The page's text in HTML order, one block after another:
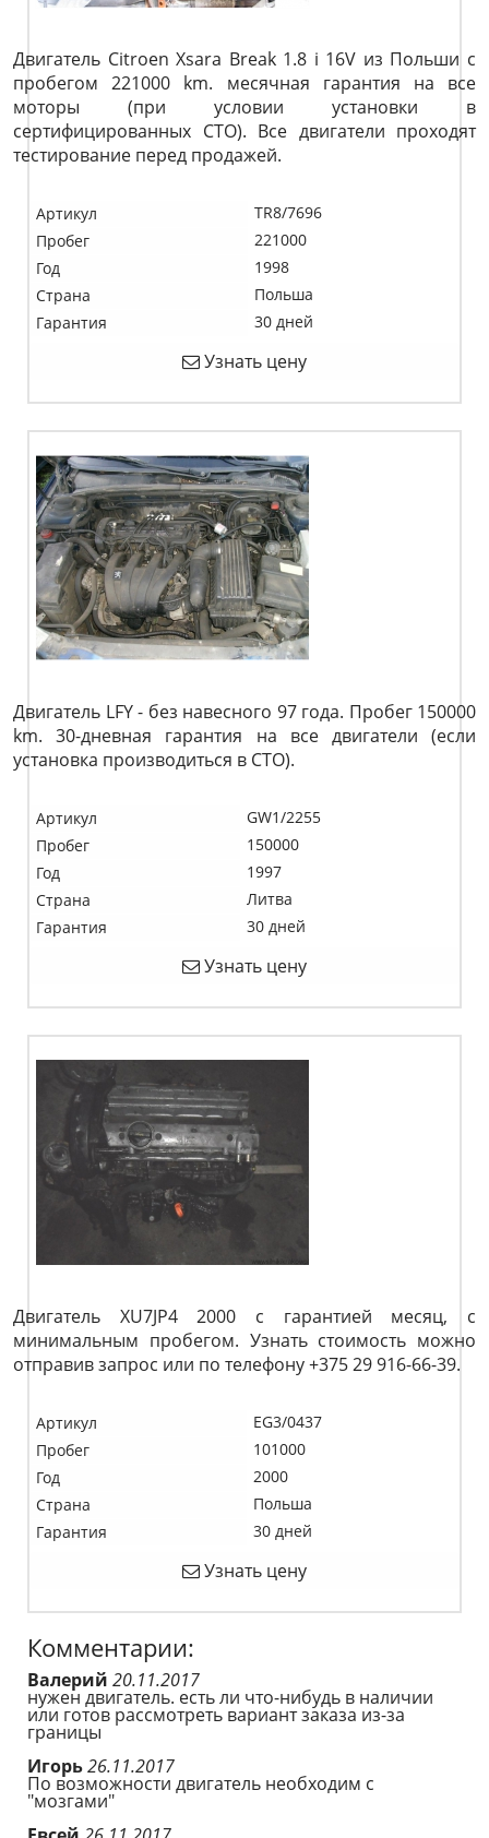
Двигатель Citroen Xsara Break 1.8 i 16V из Польши с
пробегом 221000 km. месячная гарантия на все
моторы (при условии установки в
сертифицированных СТО). Все двигатели проходят
тестирование перед продажей.
Артикул
TR8/7696
Пробег
221000
Год
1998
Страна
Польша
Гарантия
30 дней
Узнать цену
Двигатель LFY - без навесного 97 года. Пробег 150000
km. 30-дневная гарантия на все двигатели (если
установка производиться в СТО).
Артикул
GW1/2255
Пробег
150000
Год
1997
Страна
Литва
Гарантия
30 дней
Узнать цену
Двигатель XU7JP4 2000 с гарантией месяц, с
минимальным пробегом. Узнать стоимость можно
отправив запрос или по телефону +375 29 916-66-39.
Артикул
EG3/0437
Пробег
101000
Год
2000
Страна
Польша
Гарантия
30 дней
Узнать цену
Комментарии:
Валерий 20.11.2017
нужен двигатель. есть ли что-нибудь в наличии
или готов рассмотреть вариант заказа из-за
границы
Игорь26.11.2017
По возможности двигатель необходим с
"мозгами"